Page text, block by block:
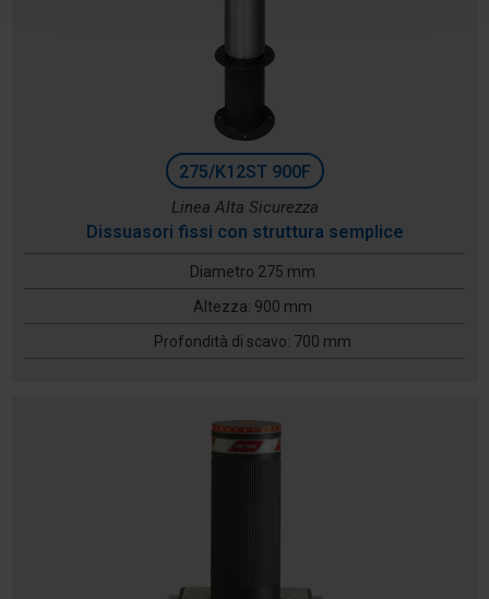
275/K12ST 900F
Linea Alta Sicurezza
Dissuasori fissi con struttura semplice
Diametro 275 mm
Altezza: 900 mm
Profondità di scavo: 700 mm